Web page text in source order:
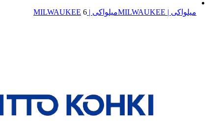
میلواکی | MILWAUKEE میلواکی | MILWAUKEE 6